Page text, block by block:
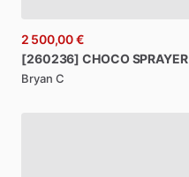
2 500,00 €
[260236] CHOCOSPRAYER
Bryan C